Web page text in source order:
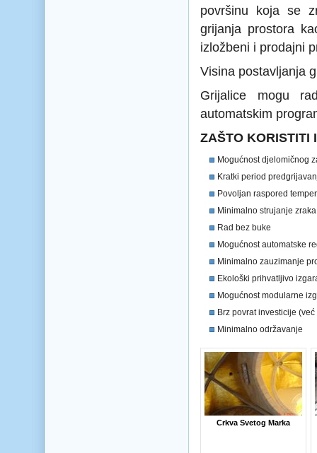
površinu koja se
grijanja prostora
izložbeni i prodajni
Visina postavljanja
Grijalice mogu
automatskim
ZAŠTO KORISTITI
Mogućnost djelomičnog
Kratki period
Povoljan raspored
Minimalno strujanje
Rad bez buke
Mogućnost automatske
Minimalno zauzimanje
Ekološki prihvatljivo
Mogućnost modularne
Brz povrat investicije
Minimalno održavanje
Crkva Svetog Marka